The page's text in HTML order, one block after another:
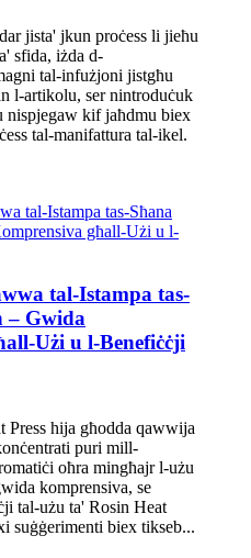
jista' jkun proċess li jieħu
sfida, iżda d-
tal-infużjoni jistgħu
l-artikolu, ser nintroduċuk
nispjegaw kif jaħdmu biex
tal-manifattura tal-ikel.
tal-Istampa tas-
– Gwida
Użi u l-Benefiċċji
Press hija għodda qawwija
puri mill-
oħra mingħajr l-użu
komprensiva, se
tal-użu ta' Rosin Heat
suġġerimenti biex tikseb...